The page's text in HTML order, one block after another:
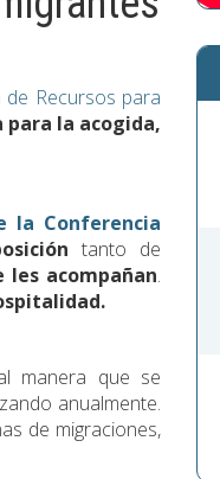
de Recursos para
para la acogida,
la Conferencia
tanto de
acompañan.
manera que se
anualmente.
de migraciones,